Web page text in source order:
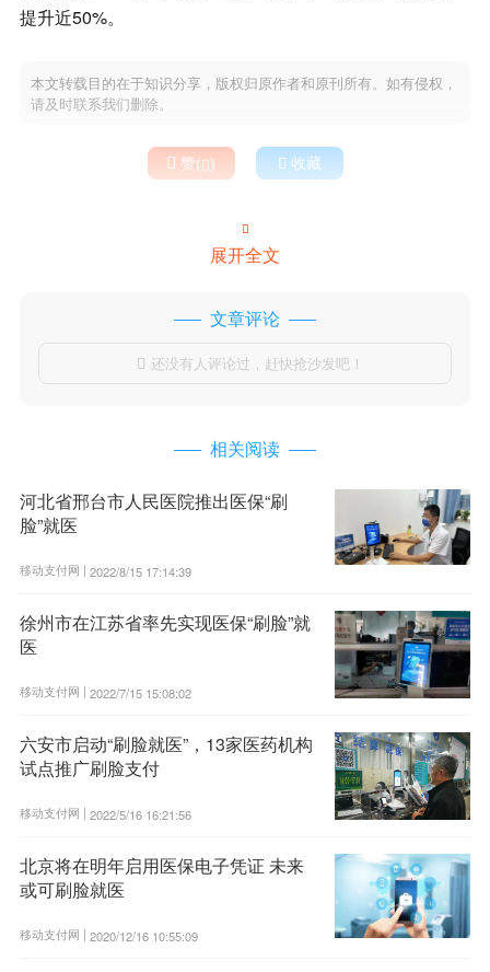
提升近50%。
本文转载目的在于知识分享，版权归原作者和原刊所有。如有侵权，
请及时联系我们删除。
 赞()  收藏

展开全文
文章评论
 还没有人评论过，赶快抢沙发吧！
相关阅读
河北省邢台市人民医院推出医保“刷
脸”就医
移动支付网 | 2022/8/15 17:14:39
徐州市在江苏省率先实现医保“刷脸”就
医
移动支付网 | 2022/7/15 15:08:02
六安市启动“刷脸就医”，13家医药机构
试点推广刷脸支付
移动支付网 | 2022/5/16 16:21:56
北京将在明年启用医保电子凭证 未来
或可刷脸就医
移动支付网 | 2020/12/16 10:55:09